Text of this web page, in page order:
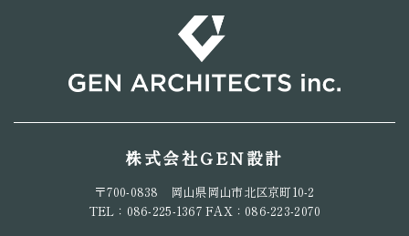
株式会社GEN設計
〒700-0838 岡山県岡山市北区京町10-2
TEL：086-225-1367 FAX：086-223-2070